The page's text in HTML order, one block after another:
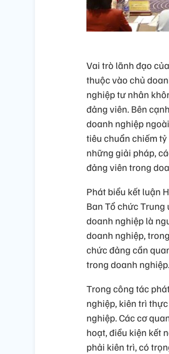
Vai trò lãnh đạo
thuộc vào chủ
nghiệp tư nhân
đảng viên. Bên
doanh nghiệp
tiêu chuẩn chiếm
những giải pháp,
đảng viên trong
Phát biểu kết luận
Ban Tổ chức
doanh nghiệp là
doanh nghiệp,
chức đảng cần
trong doanh nghiệp.
Trong công tác
nghiệp, kiên trì
nghiệp. Các cơ
hoạt, điều kiện kết
phải kiên trì, có